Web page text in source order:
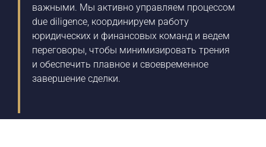
важными. Мы активно управляем процессом
due diligence, координируем работу
юридических и финансовых команд и ведем
переговоры, чтобы минимизировать трения
и обеспечить плавное и своевременное
завершение сделки.